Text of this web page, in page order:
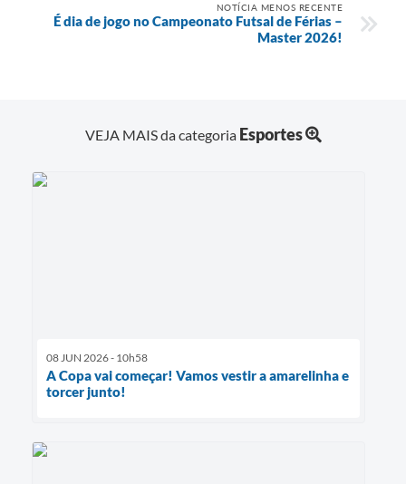
NOTÍCIA MENOS RECENTE
É dia de jogo no Campeonato Futsal de Férias –
Master 2026!
VEJA MAIS da categoria Esportes
08 JUN 2026 - 10h58
A Copa vai começar! Vamos vestir a amarelinha e
torcer junto!